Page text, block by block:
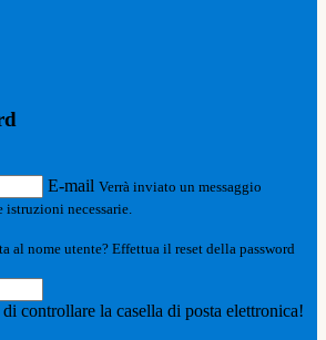
E-mail Verrà inviato un messaggio
necessarie.
al nome utente? Effettua il reset della password
controllare la casella di posta elettronica!